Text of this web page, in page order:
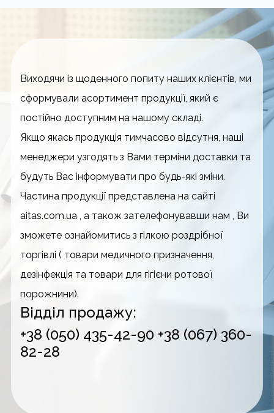
Виходячи із щоденного попиту наших клієнтів, ми
сформували асортимент продукції, який є
постійно доступним на нашому складі.
Якщо якась продукція тимчасово відсутня, наші
менеджери узгодять з Вами терміни доставки та
будуть Вас інформувати про будь-які зміни.
Частина продукції представлена на сайті
aitas.com.ua , а також зателефонувавши нам , Ви
зможете ознайомитись з гілкою роздрібної
торгівлі ( товари медичного призначення,
дезінфекція та товари для гігієни ротової
порожнини).
Відділ продажу:
+38 (050) 435-42-90 +38 (067) 360-
82-28